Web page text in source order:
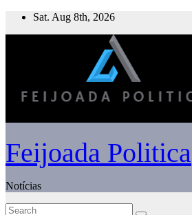
Skip
Sat. Aug 8th, 2026
Feijoada Politica
Notícias